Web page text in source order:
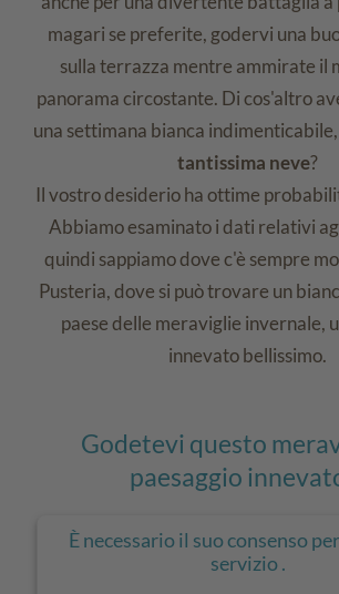
magari se preferite, godervi una
sulla terrazza mentre ammirate il
panorama circostante. Di cos'altro
una settimana bianca
tantissima neve?
Il vostro desiderio ha ottime
Abbiamo esaminato i dati relativi
quindi sappiamo dove c'è sempre
Pusteria, dove si può trovare un
paese delle meraviglie invernale,
innevato bellissimo.
Godetevi questo
paesaggio
È necessario il suo consenso
servizio .